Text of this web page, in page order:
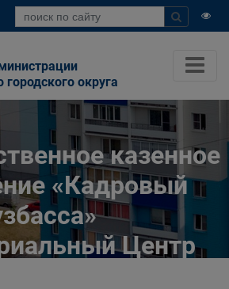
городского округа
казенное
«Кадровый
Центр